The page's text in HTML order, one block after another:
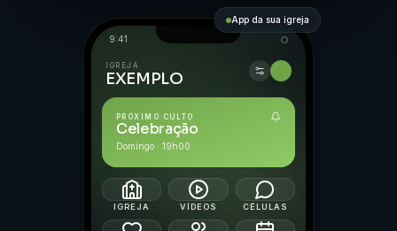
App da sua igreja
9:41
IGREJA
EXEMPLO
PRÓXIMO CULTO
Celebração
Domingo · 19h00
IGREJA VÍDEOS CÉLULAS